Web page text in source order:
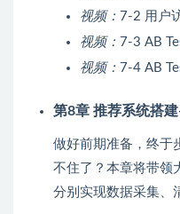
视频： 7-2 用户
视频： 7-3 AB
视频： 7-4 AB
第8章 推荐系统搭
做好前期准备，终于
不住了？本章将带领
分别实现数据采集、